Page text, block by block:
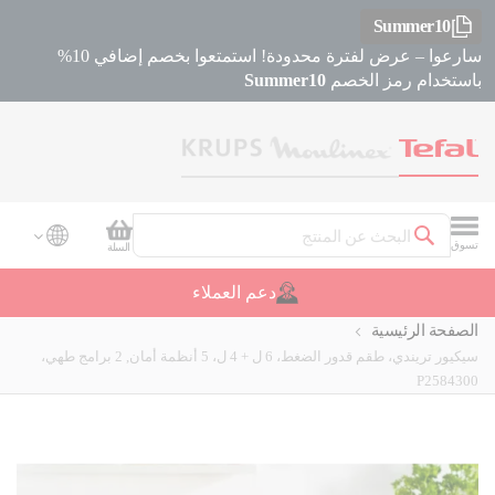
Summer10
سارعوا – عرض لفترة محدودة! استمتعوا بخصم إضافي 10%
باستخدام رمز الخصم Summer10
تسوق
بحث
سلة
السلة
دعم العملاء
الصفحة الرئيسية
سيكيور تريندي، طقم قدور الضغط، 6 ل + 4 ل، 5 أنظمة أمان, 2 برامج طهي،
P2584300
the
end
the
beginning